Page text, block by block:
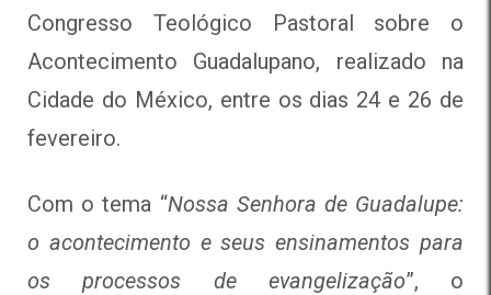
Congresso Teológico Pastoral sobre o
Acontecimento Guadalupano, realizado na
Cidade do México, entre os dias 24 e 26 de
fevereiro.
Com o tema “Nossa Senhora de Guadalupe:
o acontecimento e seus ensinamentos para
os processos de evangelização”, o